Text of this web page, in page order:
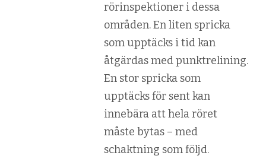
rörinspektioner i dessa
områden. En liten spricka
som upptäcks i tid kan
åtgärdas med punktrelining.
En stor spricka som
upptäcks för sent kan
innebära att hela röret
måste bytas – med
schaktning som följd.